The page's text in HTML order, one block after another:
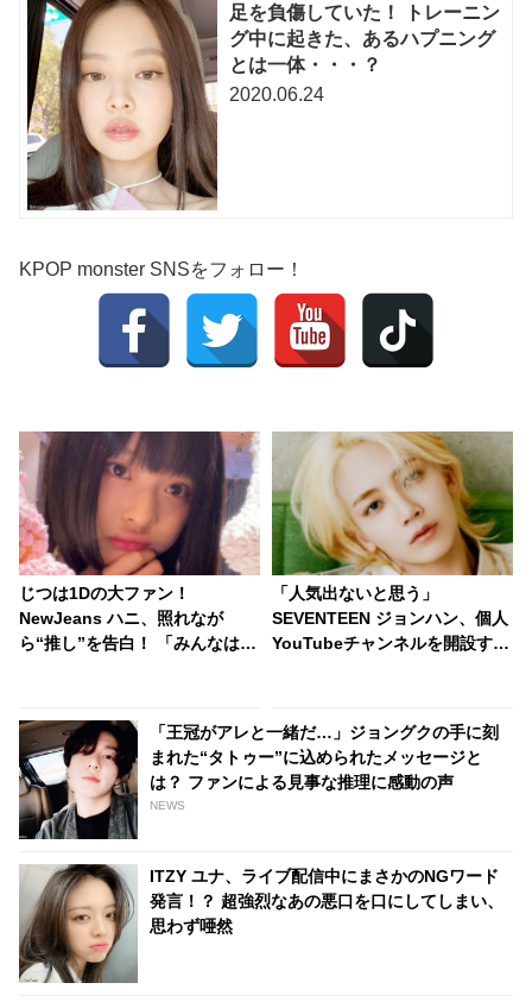
足を負傷していた！ トレーニン
グ中に起きた、あるハプニング
とは一体・・・？
2020.06.24
KPOP monster SNSをフォロー！
じつは1Dの大ファン！
NewJeans ハニ、照れなが
ら“推し”を告白！ 「みんなはハ
「人気出ないと思う」
SEVENTEEN ジョンハン、個人
YouTubeチャンネルを開設する
「王冠がアレと一緒だ…」ジョングクの手に刻
まれた“タトゥー”に込められたメッセージと
は？ ファンによる見事な推理に感動の声
NEWS
ITZY ユナ、ライブ配信中にまさかのNGワード
発言！？ 超強烈なあの悪口を口にしてしまい、
思わず唖然